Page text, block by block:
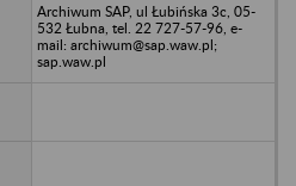
Archiwum SAP, ul Łubińska 3c, 05-
532 Łubna, tel. 22 727-57-96, e-
mail: archiwum@sap.waw.pl;
sap.waw.pl